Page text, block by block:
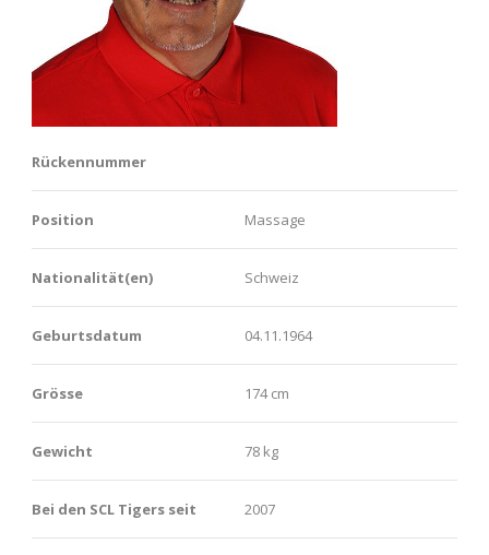
Rückennummer
Position Massage
Nationalität(en) Schweiz
Geburtsdatum 04.11.1964
Grösse 174 cm
Gewicht 78 kg
Bei den SCL Tigers seit 2007